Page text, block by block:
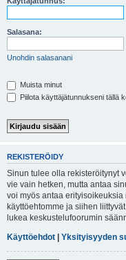
Salasana:
Unohdin salasanani
Muista minut
Piilota käyttäjätunnukseni tällä
REKISTERÖIDY
Sinun tulee olla rekisteröitynyt
vie vain hetken, mutta antaa
voi myös antaa
käyttöehtomme ja siihen
lukea keskustelufoorumin
Käyttöehdot | Yksityisyyden